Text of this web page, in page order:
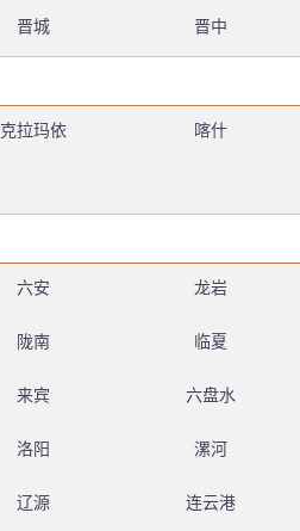
晋城 晋中
克拉玛依 喀什
六安 龙岩
陇南 临夏
来宾 六盘水
洛阳 漯河
辽源 连云港